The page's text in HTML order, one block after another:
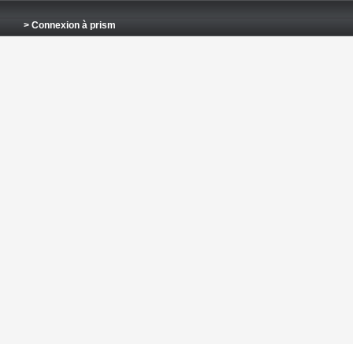
> Connexion à prism